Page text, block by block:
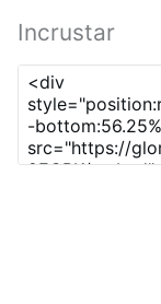
Incrustar